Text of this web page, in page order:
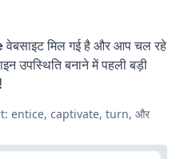
मिल गई है और आप चल रहे
उपस्थिति बनाने में पहली बड़ी
entice, captivate, turn, और